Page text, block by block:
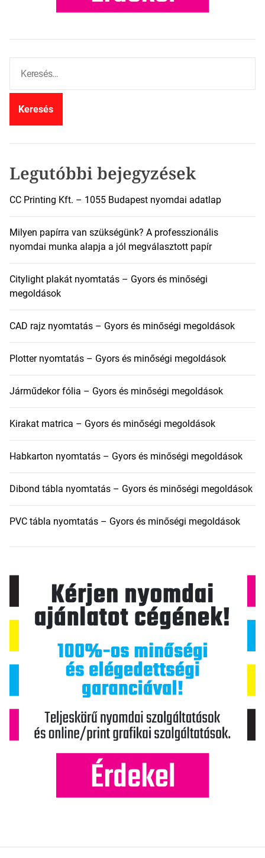
r
Legutóbbi bejegyzések
CC Printing Kft. – 1055 Budapest nyomdai adatlap
Milyen papírra van szükségünk? A professzionális
nyomdai munka alapja a jól megválasztott papír
Citylight plakát nyomtatás – Gyors és minőségi
megoldások
CAD rajz nyomtatás – Gyors és minőségi megoldások
Plotter nyomtatás – Gyors és minőségi megoldások
Járműdekor fólia – Gyors és minőségi megoldások
Kirakat matrica – Gyors és minőségi megoldások
Habkarton nyomtatás – Gyors és minőségi megoldások
Dibond tábla nyomtatás – Gyors és minőségi megoldások
PVC tábla nyomtatás – Gyors és minőségi megoldások